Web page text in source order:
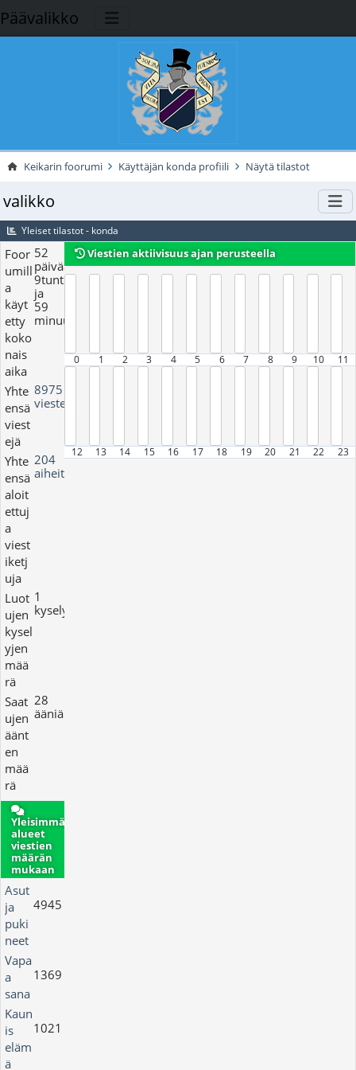
Päävalikko
Keikarin foorumi Käyttäjän konda profiili Näytä tilastot
valikko
Yleiset tilastot - konda
Foor
umill
a
käyt
etty
koko
nais
aika
52
päivää,
9tuntia
ja
59
minuutit
Yhte
ensä
viest
ejä
8975
viestejä
Yhte
ensä
aloit
ettuj
a
viest
iketj
uja
204
aiheita
Luot
ujen
kysel
yjen
mää
rä
1
kyselyjä
Saat
ujen
äänt
en
mää
rä
28
ääniä
Viestien aktiivisuus ajan perusteella
0 1 2 3 4 5 6 7 8 9 10 11
12 13 14 15 16 17 18 19 20 21 22 23
Yleisimmät
alueet
viestien
määrän
mukaan
Asut
ja
puki
neet
4945
Vapa
a
sana
1369
Kaun
is
eläm
ä
1021